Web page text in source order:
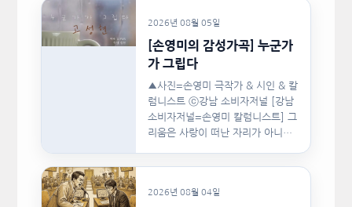
2026년 08월 05일
[손영미의 감성가곡] 누군가
가 그립다
▲사진=손영미 극작가 & 시인 & 칼
럼니스트 ⓒ강남 소비자저널 [강남
소비자저널=손영미 칼럼니스트] 그
리움은 사랑이 떠난 자리가 아니라,
2026년 08월 04일